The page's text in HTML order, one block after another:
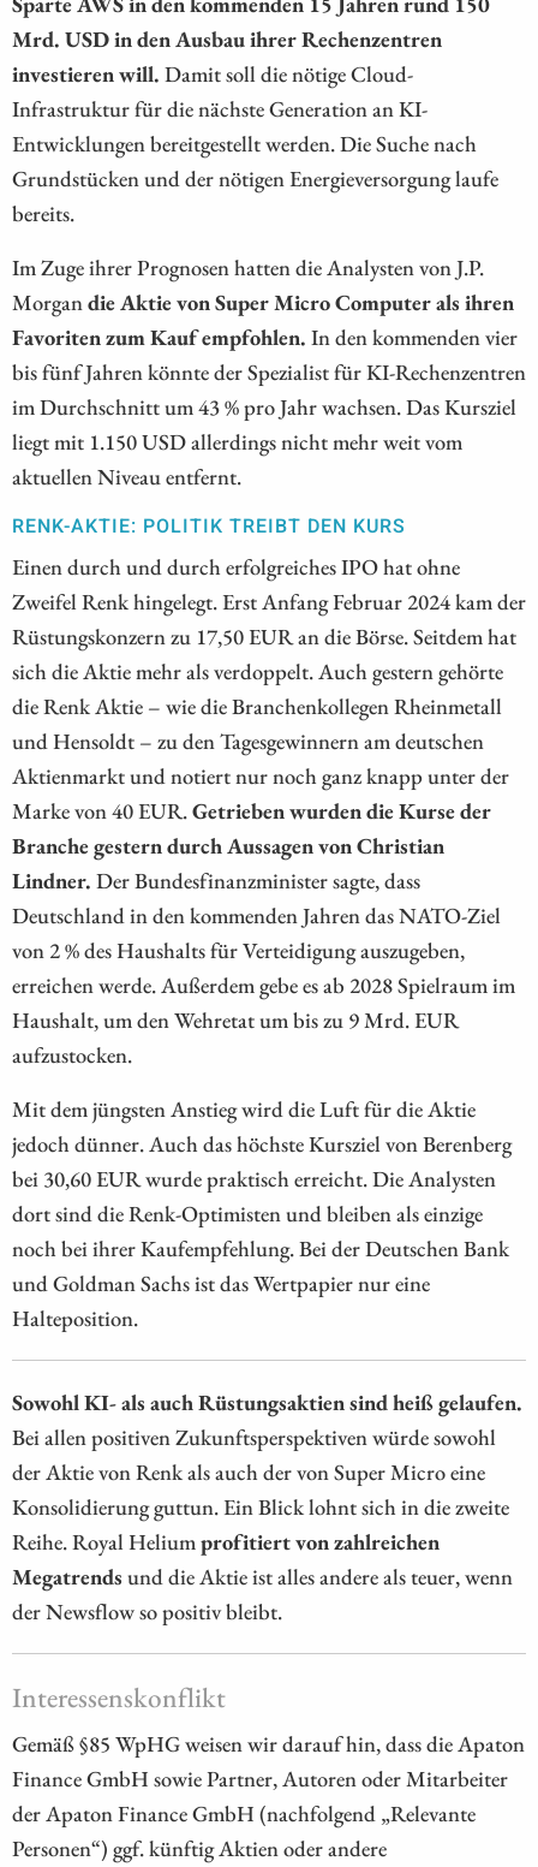
Mrd. USD in den Ausbau ihrer Rechenzentren
investieren will. Damit soll die nötige Cloud-
Infrastruktur für die nächste Generation an KI-
Entwicklungen bereitgestellt werden. Die Suche nach
Grundstücken und der nötigen Energieversorgung laufe
bereits.
Im Zuge ihrer Prognosen hatten die Analysten von J.P.
Morgandie Aktie von Super Micro Computer als ihren
Favoriten zum Kauf empfohlen. In den kommenden vier
bis fünf Jahren könnte der Spezialist für KI-Rechenzentren
im Durchschnitt um 43 % pro Jahr wachsen. Das Kursziel
liegt mit 1.150 USD allerdings nicht mehr weit vom
aktuellen Niveau entfernt.
RENK-AKTIE: POLITIK TREIBT DEN KURS
Einen durch und durch erfolgreiches IPO hat ohne
Zweifel Renk hingelegt. Erst Anfang Februar 2024 kam der
Rüstungskonzern zu 17,50 EUR an die Börse. Seitdem hat
sich die Aktie mehr als verdoppelt. Auch gestern gehörte
die Renk Aktie – wie die Branchenkollegen Rheinmetall
und Hensoldt – zu den Tagesgewinnern am deutschen
Aktienmarkt und notiert nur noch ganz knapp unter der
Marke von 40 EUR.Getrieben wurden die Kurse der
Branche gestern durch Aussagen von Christian
Lindner. Der Bundesfinanzminister sagte, dass
Deutschland in den kommenden Jahren das NATO-Ziel
von 2 % des Haushalts für Verteidigung auszugeben,
erreichen werde. Außerdem gebe es ab 2028 Spielraum im
Haushalt, um den Wehretat um bis zu 9 Mrd. EUR
aufzustocken.
Mit dem jüngsten Anstieg wird die Luft für die Aktie
jedoch dünner. Auch das höchste Kursziel von Berenberg
bei 30,60 EUR wurde praktisch erreicht. Die Analysten
dort sind die Renk-Optimisten und bleiben als einzige
noch bei ihrer Kaufempfehlung. Bei der Deutschen Bank
und Goldman Sachs ist das Wertpapier nur eine
Halteposition.
Sowohl KI- als auch Rüstungsaktien sind heiß gelaufen.
Bei allen positiven Zukunftsperspektiven würde sowohl
der Aktie von Renk als auch der von Super Micro eine
Konsolidierung guttun. Ein Blick lohnt sich in die zweite
Reihe. Royal Heliumprofitiert von zahlreichen
Megatrends und die Aktie ist alles andere als teuer, wenn
der Newsflow so positiv bleibt.
Interessenskonflikt
Gemäß §85 WpHG weisen wir darauf hin, dass die Apaton
Finance GmbH sowie Partner, Autoren oder Mitarbeiter
der Apaton Finance GmbH (nachfolgend „Relevante
Personen“) ggf. künftig Aktien oder andere